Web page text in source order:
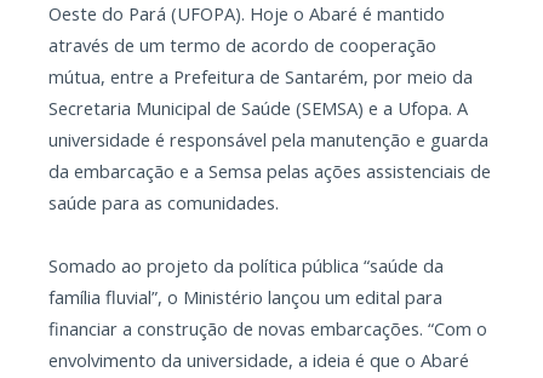
Oeste do Pará (UFOPA). Hoje o Abaré é mantido
através de um termo de acordo de cooperação
mútua, entre a Prefeitura de Santarém, por meio da
Secretaria Municipal de Saúde (SEMSA) e a Ufopa. A
universidade é responsável pela manutenção e guarda
da embarcação e a Semsa pelas ações assistenciais de
saúde para as comunidades.
Somado ao projeto da política pública “saúde da
família fluvial”, o Ministério lançou um edital para
financiar a construção de novas embarcações. “Com o
envolvimento da universidade, a ideia é que o Abaré